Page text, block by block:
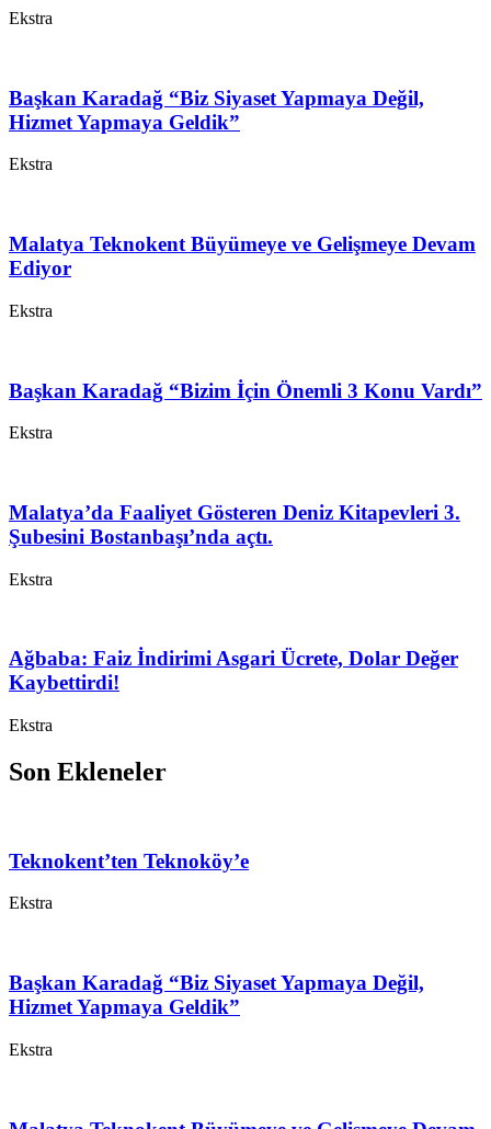
Ekstra
Başkan Karadağ “Biz Siyaset Yapmaya Değil,
Hizmet Yapmaya Geldik”
Ekstra
Malatya Teknokent Büyümeye ve Gelişmeye Devam
Ediyor
Ekstra
Başkan Karadağ “Bizim İçin Önemli 3 Konu Vardı”
Ekstra
Malatya’da Faaliyet Gösteren Deniz Kitapevleri 3.
Şubesini Bostanbaşı’nda açtı.
Ekstra
Ağbaba: Faiz İndirimi Asgari Ücrete, Dolar Değer
Kaybettirdi!
Ekstra
Son Ekleneler
Teknokent’ten Teknoköy’e
Ekstra
Başkan Karadağ “Biz Siyaset Yapmaya Değil,
Hizmet Yapmaya Geldik”
Ekstra